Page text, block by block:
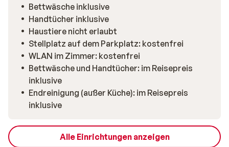
Bettwäsche inklusive
Handtücher inklusive
Haustiere nicht erlaubt
Stellplatz auf dem Parkplatz: kostenfrei
WLAN im Zimmer: kostenfrei
Bettwäsche und Handtücher: im Reisepreis
inklusive
Endreinigung (außer Küche): im Reisepreis
inklusive
Alle Einrichtungen anzeigen